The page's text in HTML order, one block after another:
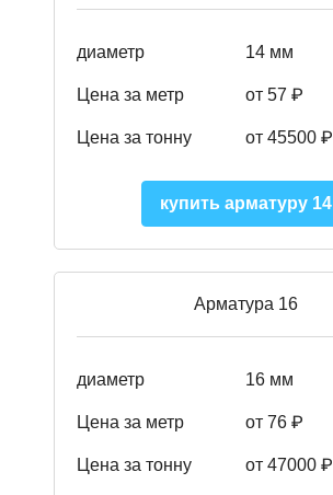
диаметр 14 мм
Цена за метр от 57 ₽
Цена за тонну от 45500 ₽
купить арматуру 14
Арматура 16
диаметр 16 мм
Цена за метр от 76 ₽
Цена за тонну от 47000 ₽